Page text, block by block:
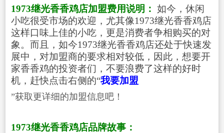
1973继光香香鸡店加盟费用说明： 如今，休闲
小吃很受市场的欢迎，尤其像1973继光香香鸡店
这样口味上佳的小吃，更是消费者争相购买的对
象。而且，如今1973继光香香鸡店还处于快速发
展中，对加盟商的要求相对较低，因此，想要开
家香香鸡的投资者们，不要浪费了这样的好时
机，赶快点击右侧的“我要加盟
”获取更详细的加盟信息吧！
1973继光香香鸡店品牌故事：